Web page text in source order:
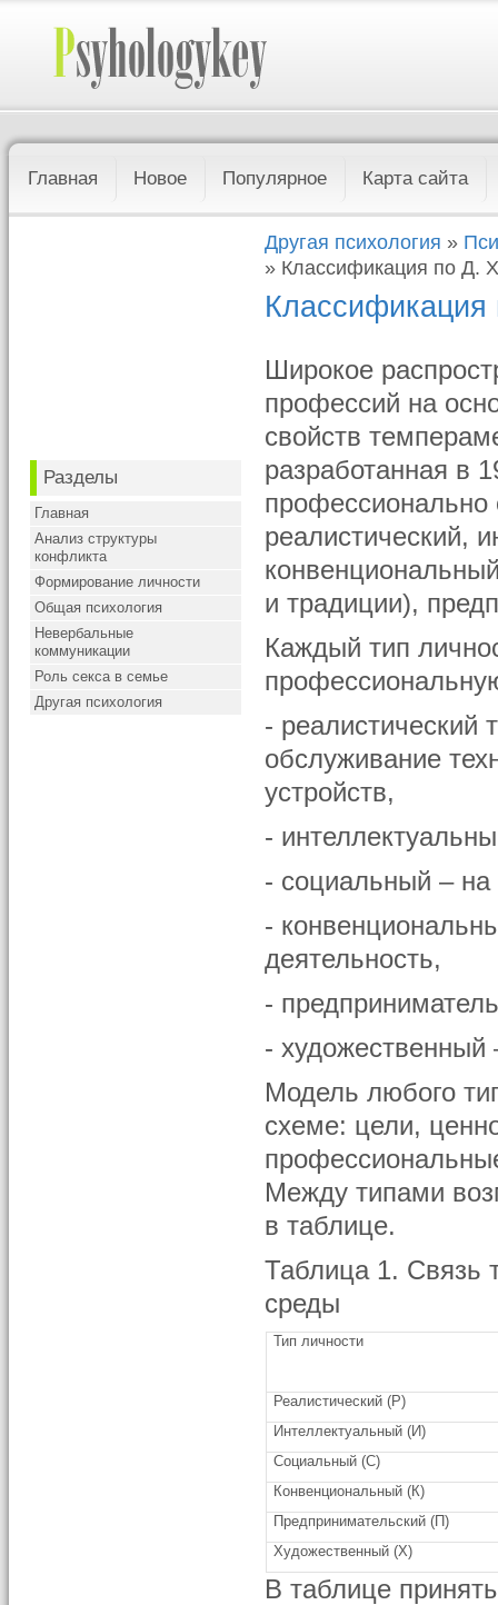
Главная Новое Популярное Карта сайта
Разделы
Главная
Анализ структуры
конфликта
Формирование личности
Общая психология
Невербальные
коммуникации
Роль секса в семье
Другая психология
Другая психология »
» Классификация по Д.
Широкое
профессий на
свойств
разработанная в
профессионально
реалистический,
и традиции),
Каждый тип
- реалистический
обслуживание
устройств,
-
- социальный – на
-
деятельность,
-
- художественный
Модель любого
схеме: цели,
Между типами
в таблице.
Таблица 1. Связь
среды
Тип личности
Реалистический (Р)
Интеллектуальный (И)
Социальный (С)
Конвенциональный (К)
Предпринимательский (П)
Художественный (X)
В таблице